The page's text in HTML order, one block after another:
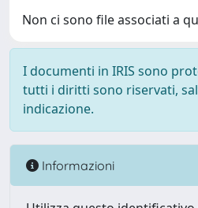
Non ci sono file associati a
I documenti in IRIS sono
tutti i diritti sono riservati,
indicazione.
Informazioni